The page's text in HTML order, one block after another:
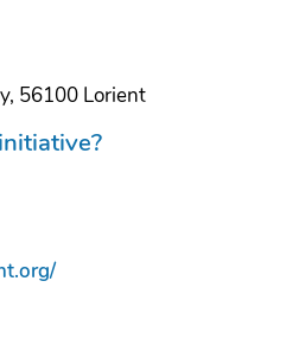
56100 Lorient